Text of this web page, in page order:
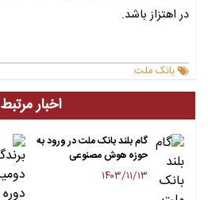
در اهتزاز باشد.
بانک ملت
اخبار مرتبط
گام بلند بانک ملت در ورود به
حوزه هوش مصنوعی
۱۴۰۳/۱۱/۱۳